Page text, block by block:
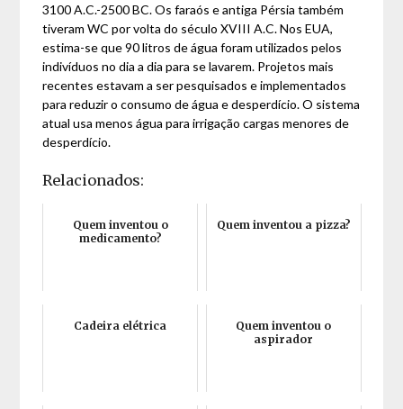
3100 A.C.-2500 BC. Os faraós e antiga Pérsia também
tiveram WC por volta do século XVIII A.C. Nos EUA,
estima-se que 90 litros de água foram utilizados pelos
indivíduos no dia a dia para se lavarem. Projetos mais
recentes estavam a ser pesquisados e implementados
para reduzir o consumo de água e desperdício. O sistema
atual usa menos água para irrigação cargas menores de
desperdício.
Relacionados:
Quem inventou o
medicamento?
Quem inventou a pizza?
Cadeira elétrica
Quem inventou o
aspirador